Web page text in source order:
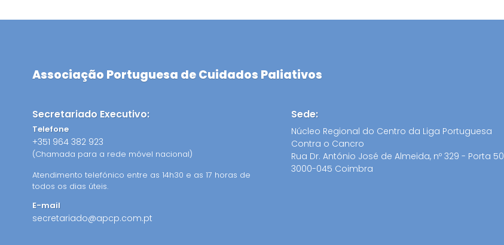
Associação Portuguesa de Cuidados Paliativos
Secretariado Executivo:
Telefone
+351 964 382 923
(Chamada para a rede móvel nacional)
Atendimento telefónico entre as 14h30 e as 17 horas de
todos os dias úteis.
E-mail
secretariado@apcp.com.pt
Sede:
Núcleo Regional do Centro da Liga Portuguesa
Contra o Cancro
Rua Dr. António José de Almeida, nº 329 - Porta 50
3000-045 Coimbra